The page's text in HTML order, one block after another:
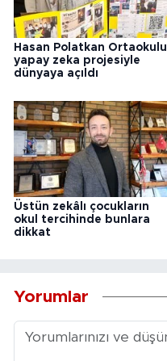
Hasan Polatkan Ortaokulu
yapay zeka projesiyle
dünyaya açıldı
Üstün zekâlı çocukların
okul tercihinde bunlara
dikkat
Yorumlar